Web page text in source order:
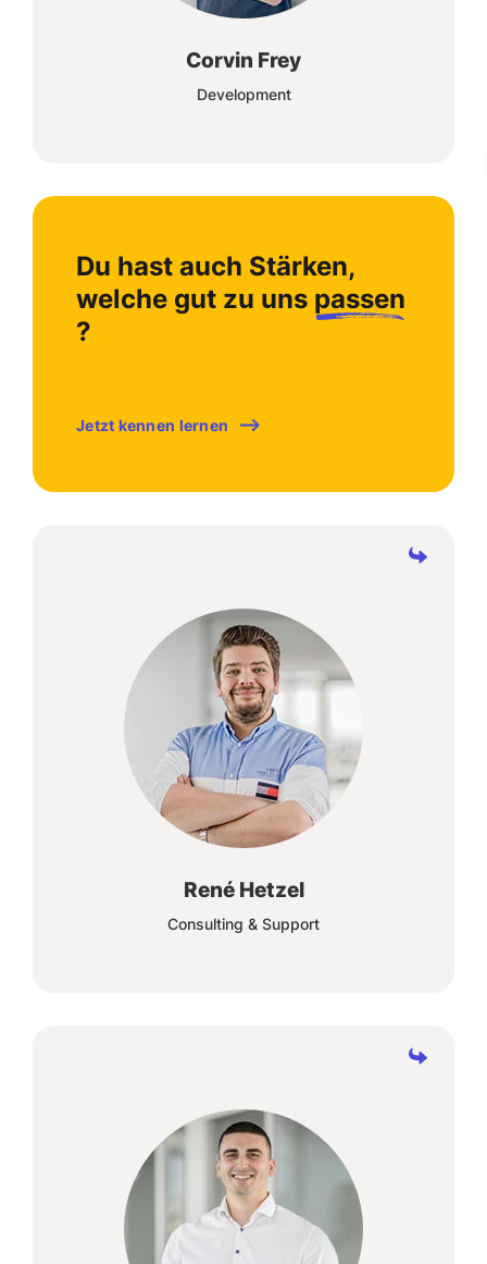
Corvin Frey
Development
Du hast auch Stärken,
welche gut zu uns passen
?
Jetzt kennen lernen
René Hetzel
Consulting & Support
Was meine Arbeit wertvoll macht? Der
tägliche Umgang mit unseren Kunden, das
gegenseitige Vertrauen und die gemeinsamen
kleinen wie großen Erfolge.